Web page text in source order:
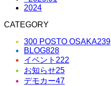
2024
CATEGORY
300 POSTO OSAKA239
BLOG828
イベント 222
お知らせ25
デモカー47